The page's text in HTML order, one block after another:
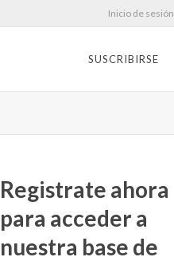
Inicio de sesión
SUSCRIBIRSE
Registrate ahora
para acceder a
nuestra base de